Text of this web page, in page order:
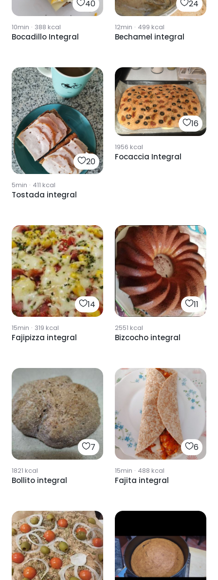
40
10min · 388 kcal
Bocadillo Integral
24
12min · 499 kcal
Bechamel integral
20
5min · 411 kcal
Tostada integral
16
1956 kcal
Focaccia Integral
14
15min · 319 kcal
Fajipizza integral
11
2551 kcal
Bizcocho integral
7
1821 kcal
Bollito integral
6
15min · 488 kcal
Fajita integral